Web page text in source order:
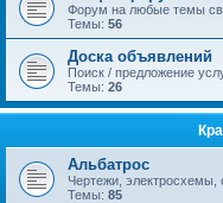
Форум на любые темы
Темы: 56
Доска объявлений
Поиск / предложение
Темы: 26
Альбатрос
Чертежи, электросхемы,
Темы: 85